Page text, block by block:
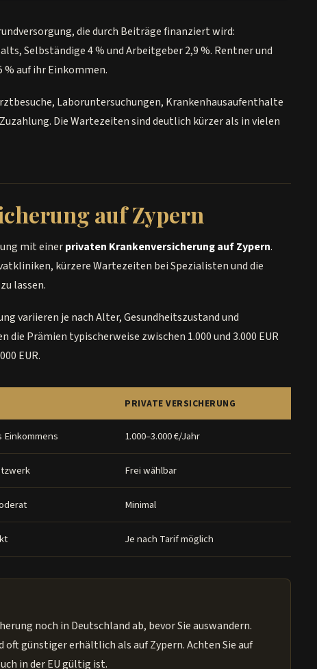
die durch Beiträge finanziert wird:
Selbständige 4 % und Arbeitgeber 2,9 %. Rentner und
auf ihr Einkommen.
Laboruntersuchungen, Krankenhausaufenthalte
Die Wartezeiten sind deutlich kürzer als in vielen
auf Zypern
mit einerprivaten Krankenversicherung auf Zypern.
kürzere Wartezeiten bei Spezialisten und die
lassen.
variieren je nach Alter, Gesundheitszustand und
Prämien typischerweise zwischen 1.000 und 3.000 EUR
EUR.
PRIVATE VERSICHERUNG
Einkommens 1.000–3.000 €/Jahr
Frei wählbar
Minimal
Je nach Tarif möglich
noch in Deutschland ab, bevor Sie auswandern.
günstiger erhältlich als auf Zypern. Achten Sie auf
in der EU gültig ist.